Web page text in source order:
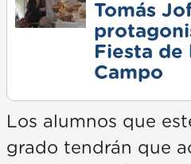
Tomás
Fiesta de
Campo
Los alumnos que
grado tendrán que